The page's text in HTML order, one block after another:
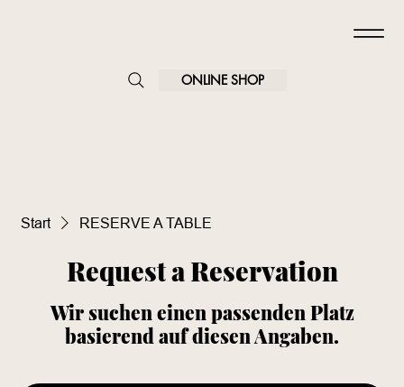
ONLINE SHOP
Start RESERVE A TABLE
Request a Reservation
Wir suchen einen passenden Platz
basierend auf diesen Angaben.